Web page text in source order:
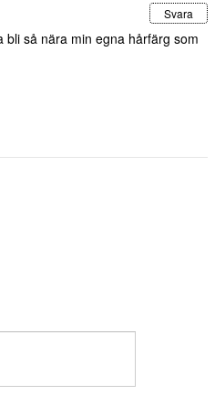
Svara
så nära min egna hårfärg som